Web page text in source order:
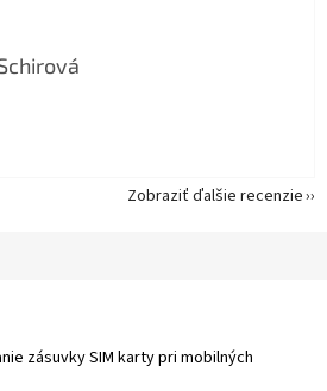
zásuvky SIM karty pri mobilných
obchodu je 5 z 5 hviezdičiek.
Zobraziť ďalšie recenzie